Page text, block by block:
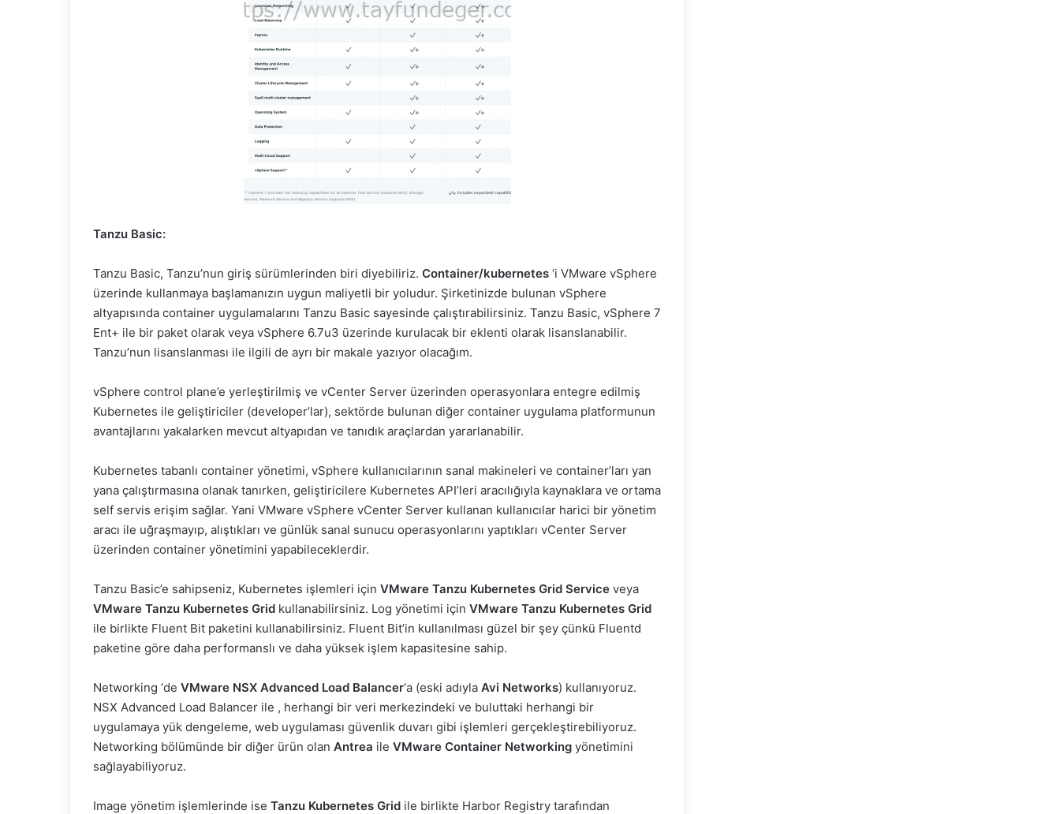
Tanzu Basic:
Tanzu Basic, Tanzu’nun giriş sürümlerinden biri diyebiliriz. Container/kubernetes ‘i VMware vSphere
üzerinde kullanmaya başlamanızın uygun maliyetli bir yoludur. Şirketinizde bulunan vSphere
altyapısında container uygulamalarını Tanzu Basic sayesinde çalıştırabilirsiniz. Tanzu Basic, vSphere 7
Ent+ ile bir paket olarak veya vSphere 6.7u3 üzerinde kurulacak bir eklenti olarak lisanslanabilir.
Tanzu’nun lisanslanması ile ilgili de ayrı bir makale yazıyor olacağım.
vSphere control plane’e yerleştirilmiş ve vCenter Server üzerinden operasyonlara entegre edilmiş
Kubernetes ile geliştiriciler (developer’lar), sektörde bulunan diğer container uygulama platformunun
avantajlarını yakalarken mevcut altyapıdan ve tanıdık araçlardan yararlanabilir.
Kubernetes tabanlı container yönetimi, vSphere kullanıcılarının sanal makineleri ve container’ları yan
yana çalıştırmasına olanak tanırken, geliştiricilere Kubernetes API’leri aracılığıyla kaynaklara ve ortama
self servis erişim sağlar. Yani VMware vSphere vCenter Server kullanan kullanıcılar harici bir yönetim
aracı ile uğraşmayıp, alıştıkları ve günlük sanal sunucu operasyonlarını yaptıkları vCenter Server
üzerinden container yönetimini yapabileceklerdir.
Tanzu Basic’e sahipseniz, Kubernetes işlemleri için VMware Tanzu Kubernetes Grid Service veya
VMware Tanzu Kubernetes Grid kullanabilirsiniz. Log yönetimi için VMware Tanzu Kubernetes Grid
ile birlikte Fluent Bit paketini kullanabilirsiniz. Fluent Bit’in kullanılması güzel bir şey çünkü Fluentd
paketine göre daha performanslı ve daha yüksek işlem kapasitesine sahip.
Networking ‘de VMware NSX Advanced Load Balancer‘a (eski adıyla Avi Networks) kullanıyoruz.
NSX Advanced Load Balancer ile , herhangi bir veri merkezindeki ve buluttaki herhangi bir
uygulamaya yük dengeleme, web uygulaması güvenlik duvarı gibi işlemleri gerçekleştirebiliyoruz.
Networking bölümünde bir diğer ürün olan Antrea ile VMware Container Networking yönetimini
sağlayabiliyoruz.
Image yönetim işlemlerinde ise Tanzu Kubernetes Grid ile birlikte Harbor Registry tarafından